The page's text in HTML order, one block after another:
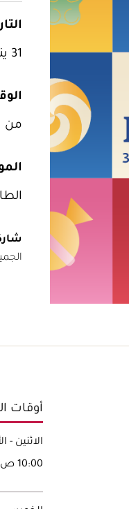
31 يناير 2026
من
أوقات
الاثنين -
10:00 ص - 10:00 م